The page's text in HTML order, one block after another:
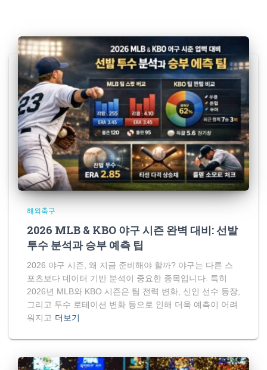
해외축구
2026 MLB & KBO 야구 시즌 완벽 대비: 선발
투수 분석과 승부 예측 팁
2026 야구 시즌, 왜 지금 준비해야 할까? 야구는 다른 스
포츠보다 데이터 기반 분석이 중요한 종목입니다. 특히
2026년 MLB와 KBO 시즌은 팀 전력 변화, 신인 선수 등장,
그리고 투수 로테이션 변화 등으로 인해 더욱 예측이 어려
워지고 더보기